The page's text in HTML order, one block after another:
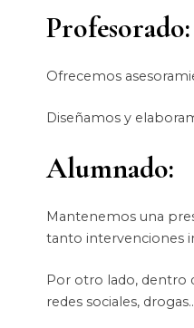
Profesorado:
Ofrecemos
Diseñamos y
Alumnado:
Mantenemos una
tanto intervenciones
Por otro lado, dentro
redes sociales,